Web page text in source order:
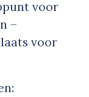
voor
–
voor